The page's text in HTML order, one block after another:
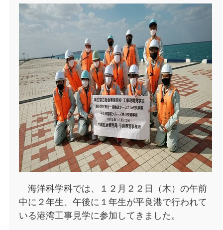
海洋科学科では、１２月２２日（木）の午前
中に２年生、午後に１年生が平良港で行われて
いる港湾工事見学に参加してきました。